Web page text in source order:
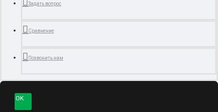
Задать вопрос
Сравнение
Позвонить нам
OK